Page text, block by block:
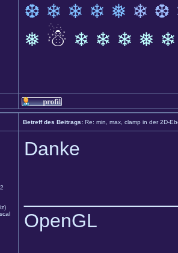
❆ ❄ ❄ ❄ ❅ ❄ ❆
❅ ☃ ❄ ❄ ❄ ❅
Betreff des Beitrags: Re: min, max, clamp in der 2D-
Danke
OpenGL